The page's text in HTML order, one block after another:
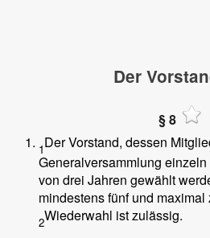
Der
§ 8
1Der Vorstand, dessen
Generalversammlung
von drei Jahren gewählt
mindestens fünf und
2Wiederwahl ist zulässig.